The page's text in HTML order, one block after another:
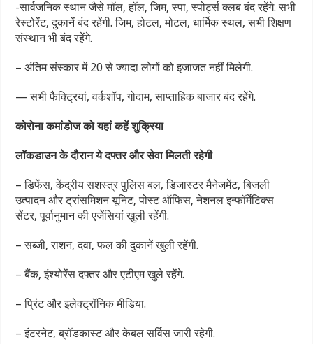
-सार्वजनिक स्थान जैसे मॉल, हॉल, जिम, स्पा, स्पोर्ट्स क्लब बंद रहेंगे. सभी
रेस्टोरेंट, दुकानें बंद रहेंगी. जिम, होटल, मोटल, धार्मिक स्थल, सभी शिक्षण
संस्थान भी बंद रहेंगे.
– अंतिम संस्कार में 20 से ज्यादा लोगों को इजाजत नहीं मिलेगी.
— सभी फैक्ट्रियां, वर्कशॉप, गोदाम, साप्ताहिक बाजार बंद रहेंगे.
कोरोना कमांडोज को यहां कहें शुक्रिया
लॉकडाउन के दौरान ये दफ्तर और सेवा मिलती रहेगी
– डिफेंस, केंद्रीय सशस्त्र पुलिस बल, डिजास्टर मैनेजमेंट, बिजली
उत्पादन और ट्रांसमिशन यूनिट, पोस्ट ऑफिस, नेशनल इन्फॉर्मेटिक्स
सेंटर, पूर्वानुमान की एजेंसियां खुली रहेंगी.
– सब्जी, राशन, दवा, फल की दुकानें खुली रहेंगी.
– बैंक, इंश्योरेंस दफ्तर और एटीएम खुले रहेंगे.
– प्रिंट और इलेक्ट्रॉनिक मीडिया.
– इंटरनेट, ब्रॉडकास्ट और केबल सर्विस जारी रहेगी.